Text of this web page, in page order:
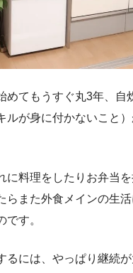
めてもうすぐ丸3年、自
ルが身に付かないこと
に料理をしたりお弁当
らまた外食メインの生
です。
るには、やっぱり継続